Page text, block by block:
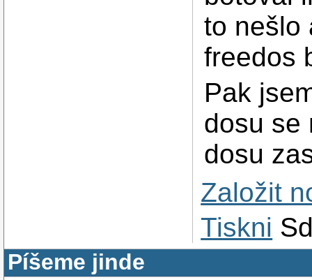
to nešlo
freedos
Pak
dosu se
dosu
Založit
Tiskni
Píšeme jinde